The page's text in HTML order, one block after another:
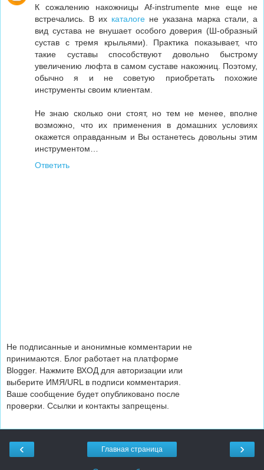
К сожалению накожницы Af-instrumente мне еще не
встречались. В их каталоге не указана марка стали, а
вид сустава не внушает особого доверия (Ш-образный
сустав с тремя крыльями). Практика показывает, что
такие суставы способствуют довольно быстрому
увеличению люфта в самом суставе накожниц. Поэтому,
обычно я и не советую приобретать похожие
инструменты своим клиентам.
Не знаю сколько они стоят, но тем не менее, вполне
возможно, что их применения в домашних условиях
окажется оправданным и Вы останетесь довольны этим
инструментом…
Ответить
Не подписанные и анонимные комментарии не
принимаются. Блог работает на платформе
Blogger. Нажмите ВХОД для авторизации или
выберите ИМЯ/URL в подписи комментария.
Ваше сообщение будет опубликовано после
проверки. Ссылки и контакты запрещены.
‹ ›
Главная страница